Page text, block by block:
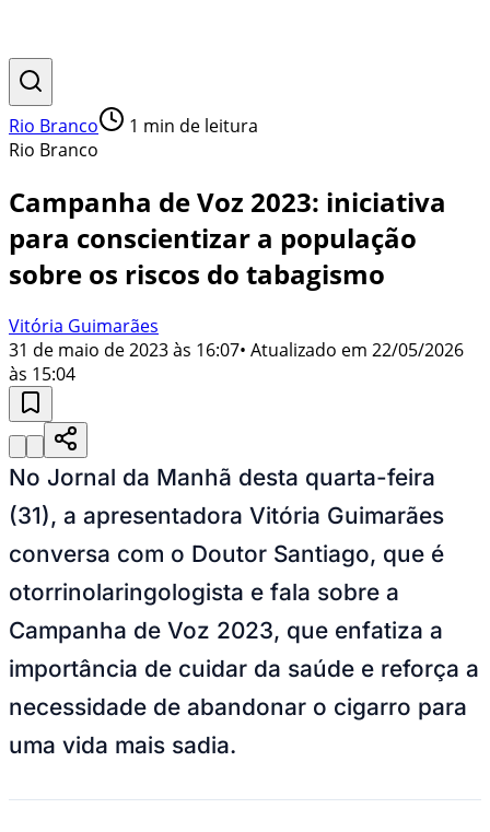
Rio Branco 1 min de leitura
Rio Branco
Campanha de Voz 2023: iniciativa
para conscientizar a população
sobre os riscos do tabagismo
Vitória Guimarães
31 de maio de 2023 às 16:07• Atualizado em 22/05/2026
às 15:04
No Jornal da Manhã desta quarta-feira
(31), a apresentadora Vitória Guimarães
conversa com o Doutor Santiago, que é
otorrinolaringologista e fala sobre a
Campanha de Voz 2023, que enfatiza a
importância de cuidar da saúde e reforça a
necessidade de abandonar o cigarro para
uma vida mais sadia.